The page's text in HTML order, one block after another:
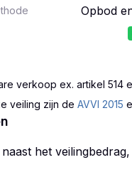
Opbod
verkoop ex. artikel 514
veiling zijn de AVVI 2015
het